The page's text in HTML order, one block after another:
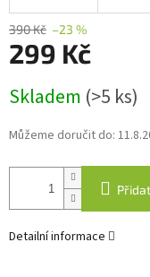
390 Kč –23 %
299 Kč
cena:
Skladem (>5 ks)
Můžeme doručit do:
Detailní informace